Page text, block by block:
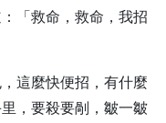
「救命，救命，我招
這麼快便招，有什麼
，要殺要剮，皺一皺